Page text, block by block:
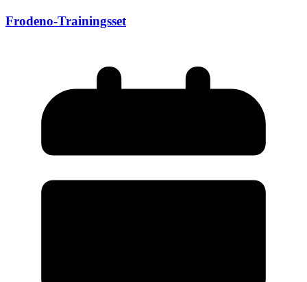
Frodeno-Trainingsset